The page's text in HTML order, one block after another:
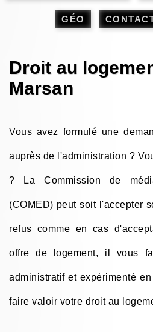
GÉO
Droit au
Marsan
Vous avez formulé une
auprès de l'administration ?
? La Commission de
(COMED) peut soit l'accepter
refus comme en cas
offre de logement, il vous
administratif et expérimenté
faire valoir votre droit au